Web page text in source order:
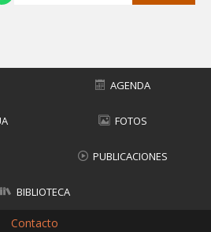
AGENDA
FOTOS
PUBLICACIONES
BIBLIOTECA
Contacto